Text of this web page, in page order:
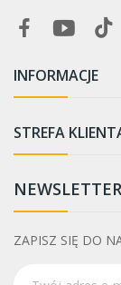
INFORMACJE
STREFA
NEWSLETTER
ZAPISZ SIĘ DO